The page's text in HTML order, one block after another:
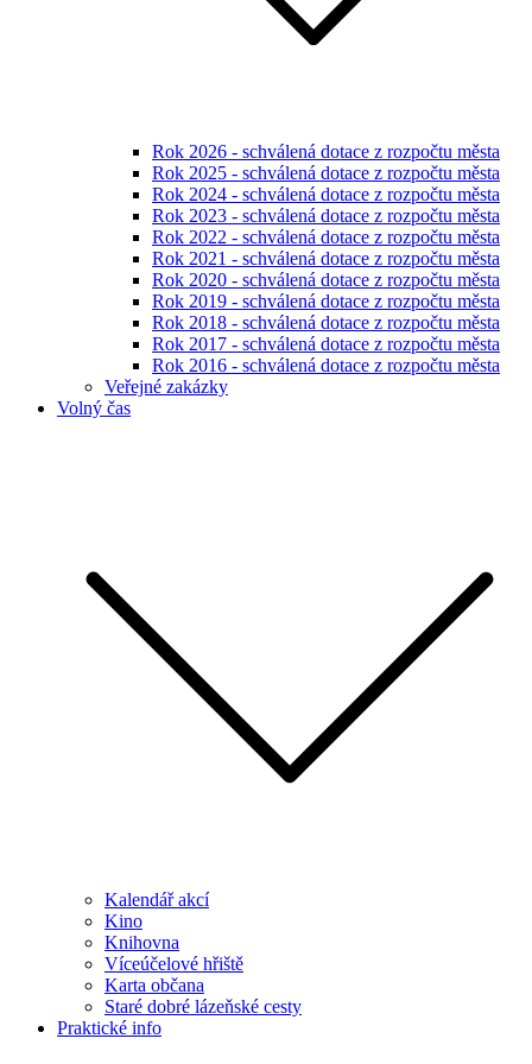
Rok 2026 - schválená dotace z rozpočtu města
Rok 2025 - schválená dotace z rozpočtu města
Rok 2024 - schválená dotace z rozpočtu města
Rok 2023 - schválená dotace z rozpočtu města
Rok 2022 - schválená dotace z rozpočtu města
Rok 2021 - schválená dotace z rozpočtu města
Rok 2020 - schválená dotace z rozpočtu města
Rok 2019 - schválená dotace z rozpočtu města
Rok 2018 - schválená dotace z rozpočtu města
Rok 2017 - schválená dotace z rozpočtu města
Rok 2016 - schválená dotace z rozpočtu města
Veřejné zakázky
Volný čas
Kalendář akcí
Kino
Knihovna
Víceúčelové hřiště
Karta občana
Staré dobré lázeňské cesty
Praktické info